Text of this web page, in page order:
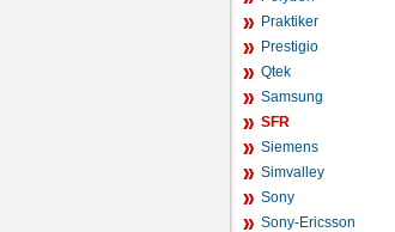
Praktiker
Prestigio
Qtek
Samsung
SFR
Siemens
Simvalley
Sony
Sony-Ericsson